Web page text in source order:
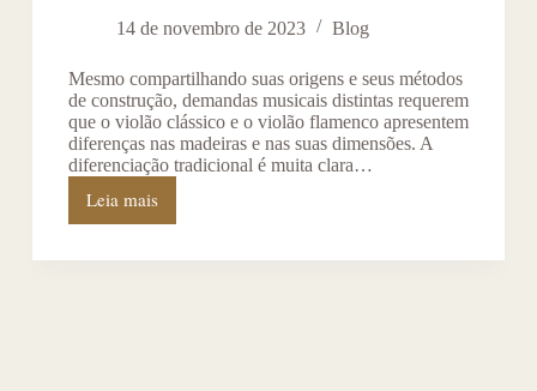
14 de novembro de 2023
Blog
Mesmo compartilhando suas origens e seus métodos
de construção, demandas musicais distintas requerem
que o violão clássico e o violão flamenco apresentem
diferenças nas madeiras e nas suas dimensões. A
diferenciação tradicional é muita clara…
Leia mais